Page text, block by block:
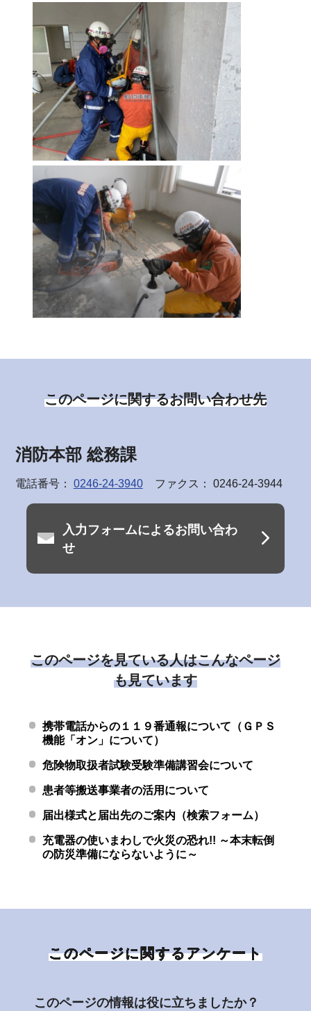
このページに関するお問い合わせ先
消防本部 総務課
電話番号： 0246-24-3940 ファクス： 0246-24-3944
入力フォームによるお問い合わ
せ
このページを見ている人はこんなページ
も見ています
携帯電話からの１１９番通報について（ＧＰＳ
機能「オン」について）
危険物取扱者試験受験準備講習会について
患者等搬送事業者の活用について
届出様式と届出先のご案内（検索フォーム）
充電器の使いまわしで火災の恐れ!! ～本末転倒
の防災準備にならないように～
このページに関するアンケート
このページの情報は役に立ちましたか？